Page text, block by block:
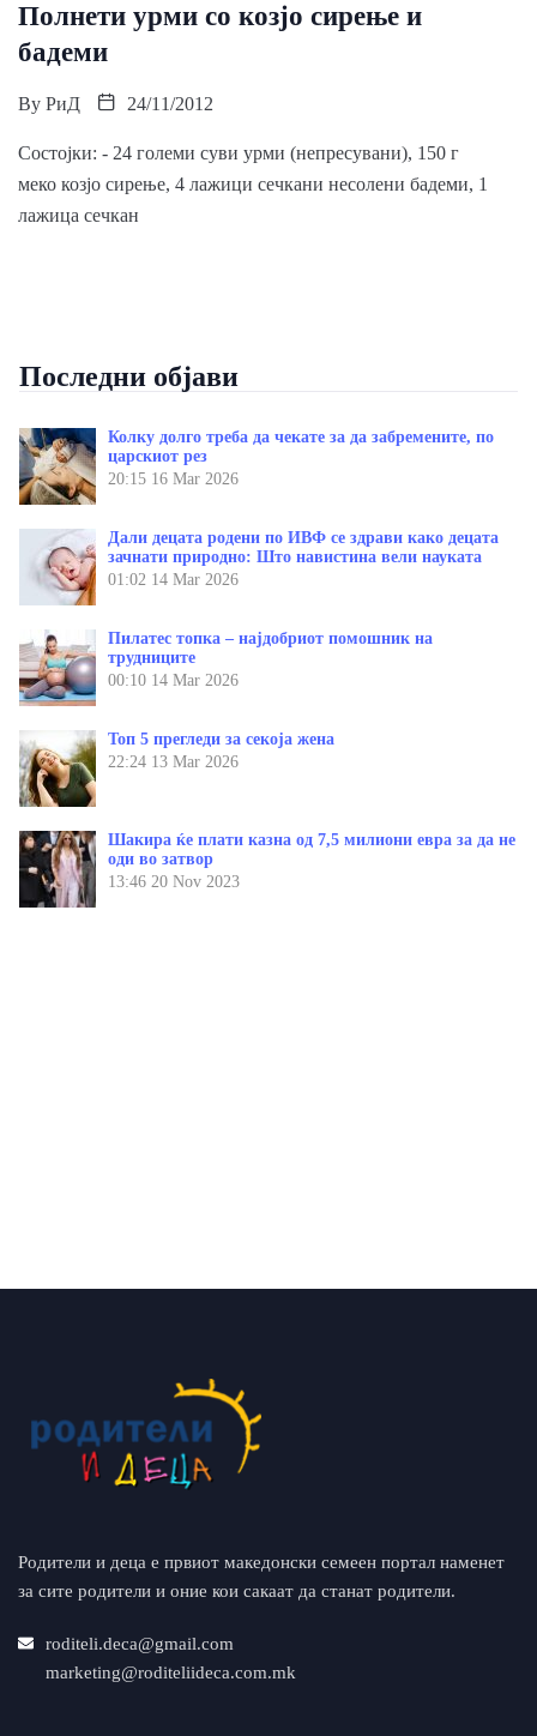
Полнети урми со козјо сирење и
бадеми
By РиД 24/11/2012
Состојки: - 24 големи суви урми (непресувани), 150 г
меко козјо сирење, 4 лажици сечкани несолени бадеми, 1
лажица сечкан
Последни објави
Колку долго треба да чекате за да забремените, по
царскиот рез
20:15 16 Mar 2026
Дали децата родени по ИВФ се здрави како децата
зачнати природно: Што навистина вели науката
01:02 14 Mar 2026
Пилатес топка – најдобриот помошник на
трудниците
00:10 14 Mar 2026
Топ 5 прегледи за секоја жена
22:24 13 Mar 2026
Шакира ќе плати казна од 7,5 милиони евра за да не
оди во затвор
13:46 20 Nov 2023
Родители и деца е првиот македонски семеен портал наменет
за сите родители и оние кои сакаат да станат родители.
roditeli.deca@gmail.com
marketing@roditeliideca.com.mk